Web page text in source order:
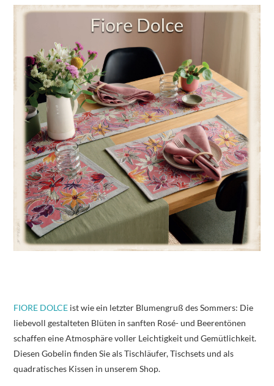
FIORE DOLCE ist wie ein letzter Blumengruß des Sommers: Die
liebevoll gestalteten Blüten in sanften Rosé- und Beerentönen
schaffen eine Atmosphäre voller Leichtigkeit und Gemütlichkeit.
Diesen Gobelin finden Sie als Tischläufer, Tischsets und als
quadratisches Kissen in unserem Shop.